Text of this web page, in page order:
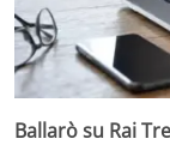
Ballarò su Rai